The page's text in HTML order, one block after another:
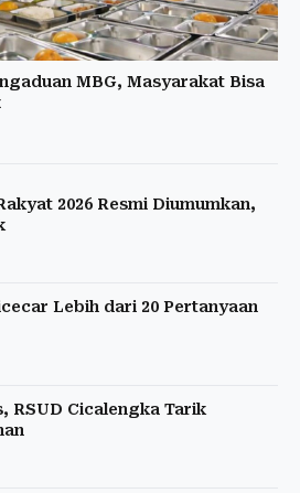
MBG, Masyarakat Bisa
2026 Resmi Diumumkan,
Lebih dari 20 Pertanyaan
RSUD Cicalengka Tarik